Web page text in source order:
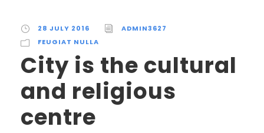
28 JULY 2016
ADMIN3627
FEUGIAT NULLA
City is the cultural
and religious
centre